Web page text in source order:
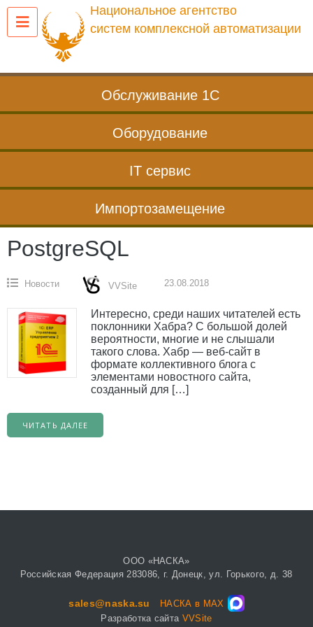
Перейти
содержанию
Национальное агентство
систем комплексной автоматизации
Обслуживание 1С
Оборудование
IT сервис
Импортозамещение
PostgreSQL
Новости VVSite 23.08.2018
Интересно, среди наших читателей есть
поклонники Хабра? С большой долей
вероятности, многие и не слышали
такого слова. Хабр — веб-сайт в
формате коллективного блога с
элементами новостного сайта,
созданный для […]
ЧИТАТЬ ДАЛЕЕ
ООО «НАСКА»
Российская Федерация 283086, г. Донецк, ул. Горького, д. 38
sales@naska.su
НАСКА в MAX
Разработка сайта VVSite